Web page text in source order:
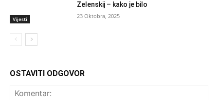
Vijesti
Zelenskij – kako je bilo
23 Oktobra, 2025
OSTAVITI ODGOVOR